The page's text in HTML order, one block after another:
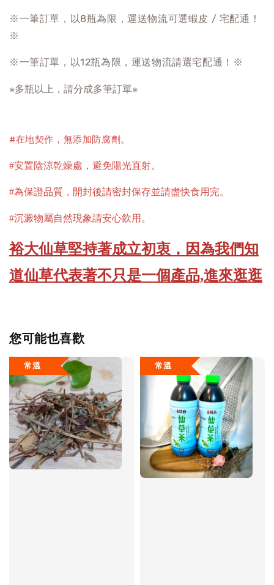
※一筆訂單，以8瓶為限，運送物流可選蝦皮 / 宅配通！
※
※一筆訂單，以12瓶為限，運送物流請選宅配通！※
※多瓶以上，請分成多筆訂單※
#在地契作，無添加防腐劑。
#安置陰涼乾燥處，避免陽光直射。
#為保證品質，開封後請密封保存並請盡快食用完。
#沉澱物屬自然現象請安心飲用。
裕大仙草堅持著成立初衷，因為我們知
道仙草代表著不只是一個產品,進來逛逛
您可能也喜歡
常溫 常溫